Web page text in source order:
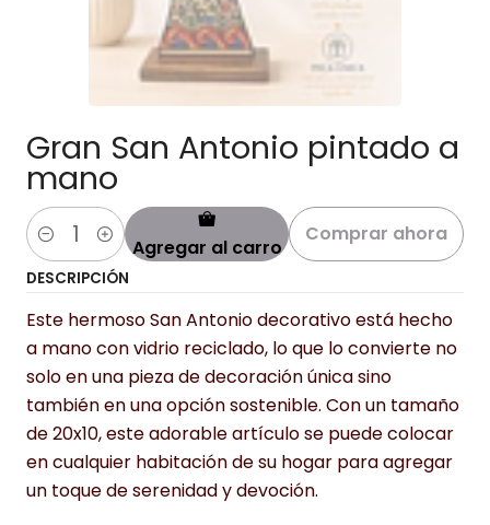
Gran San Antonio pintado a
mano
Cantidad Agregar al carro
Comprar ahora
DESCRIPCIÓN
Este hermoso San Antonio decorativo está hecho
a mano con vidrio reciclado, lo que lo convierte no
solo en una pieza de decoración única sino
también en una opción sostenible. Con un tamaño
de 20x10, este adorable artículo se puede colocar
en cualquier habitación de su hogar para agregar
un toque de serenidad y devoción.